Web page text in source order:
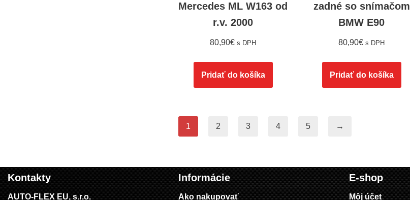
Mercedes ML W163 od
r.v. 2000
80,90€ s DPH
Pridať do košíka
zadné so snímačom
BMW E90
80,90€ s DPH
Pridať do košíka
1 2 3 4 5 →
Kontakty
AUTO-FLEX EU, s.r.o.
Informácie
Ako nakupovať
E-shop
Môj účet